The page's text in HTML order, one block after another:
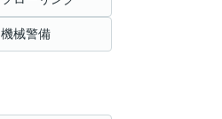
機械警備